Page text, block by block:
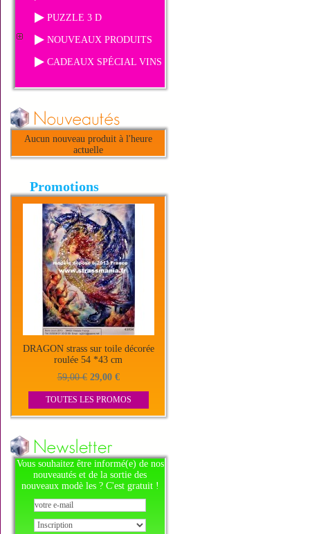
PUZZLE 3 D
NOUVEAUX PRODUITS
CADEAUX SPÉCIAL VINS
Aucun nouveau produit à l'heure
actuelle
Promotions
DRAGON strass sur toile décorée
roulée 54 *43 cm
59,00 € 29,00 €
TOUTES LES PROMOS
Vous souhaitez être informé(e) de nos
nouveautés et de la sortie des
nouveaux modè les ? C'est gratuit !